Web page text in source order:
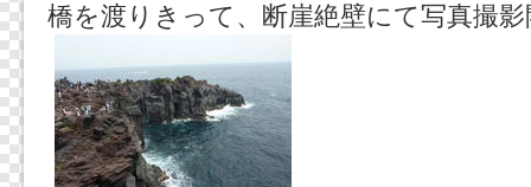
橋を渡りきって、断崖絶壁にて写真撮影